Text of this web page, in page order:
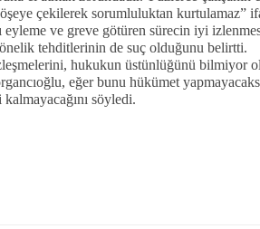
çekilerek sorumluluktan kurtulamaz”
eyleme ve greve götüren sürecin iyi
tehditlerinin de suç olduğunu belirtti.
hukukun üstünlüğünü bilmiyor
eğer bunu hükümet
söyledi.